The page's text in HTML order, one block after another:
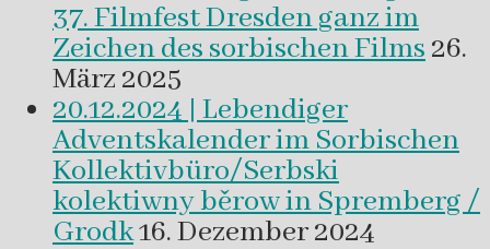
37. Filmfest Dresden ganz im
Zeichen des sorbischen Films26.
März 2025
20.12.2024 | Lebendiger
Adventskalender im Sorbischen
Kollektivbüro/Serbski
kolektiwny běrow in Spremberg /
Grodk16. Dezember 2024